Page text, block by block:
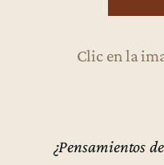
Clic en la
¿Pensamientos